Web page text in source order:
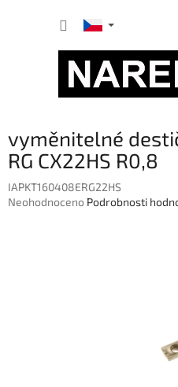
vyměnitelné
RG CX22HS R0,8
IAPKT160408ERG22HS
Průměrné
Neohodnoceno Podrobnosti